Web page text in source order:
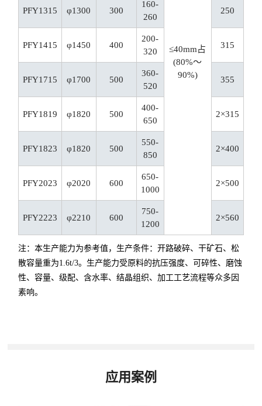
≤40mm占
(80%～
90%)
PFY1315 φ1300 300
160-
260
250
PFY1415 φ1450 400
200-
320
315
PFY1715 φ1700 500
360-
520
355
PFY1819 φ1820 500
400-
650
2×315
PFY1823 φ1820 500
550-
850
2×400
PFY2023 φ2020 600
650-
1000
2×500
PFY2223 φ2210 600
750-
1200
2×560
注： 本生产能力为参考值，生产条件：开路破碎、干矿石、松
散容量重为1.6t/3。生产能力受原料的抗压强度、可碎性、磨蚀
性、容量、级配、含水率、结晶组织、加工工艺流程等众多因
素响。
应用案例